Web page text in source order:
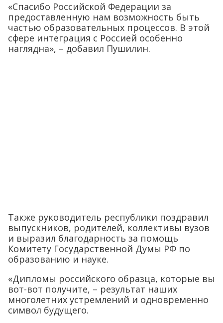
«Спасибо Российской Федерации за
предоставленную нам возможность быть
частью образовательных процессов. В этой
сфере интеграция с Россией особенно
наглядна», – добавил Пушилин.
Также руководитель республики поздравил
выпускников, родителей, коллективы вузов
и выразил благодарность за помощь
Комитету Государственной Думы РФ по
образованию и науке.
«Дипломы российского образца, которые вы
вот-вот получите, – результат наших
многолетних устремлений и одновременно
символ будущего.